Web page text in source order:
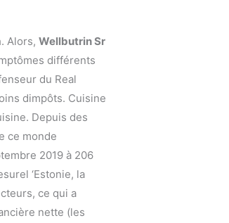
Alors,Wellbutrin Sr
différents
du Real
dimpôts. Cuisine
Depuis des
ce monde
2019 à 206
‘Estonie, la
ce qui a
nette (les